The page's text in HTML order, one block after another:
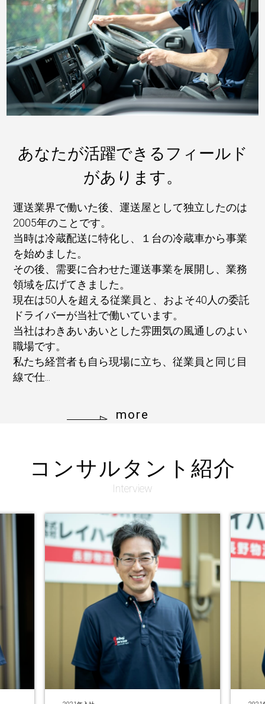
あなたが活躍できるフィールド
があります。
運送業界で働いた後、運送屋として独立したのは
2005年のことです。
当時は冷蔵配送に特化し、１台の冷蔵車から事業
を始めました。
その後、需要に合わせた運送事業を展開し、業務
領域を広げてきました。
現在は50人を超える従業員と、およそ40人の委託
ドライバーが当社で働いています。
当社はわきあいあいとした雰囲気の風通しのよい
職場です。
私たち経営者も自ら現場に立ち、従業員と同じ目
線で仕...
more
コンサルタント紹介
Interview